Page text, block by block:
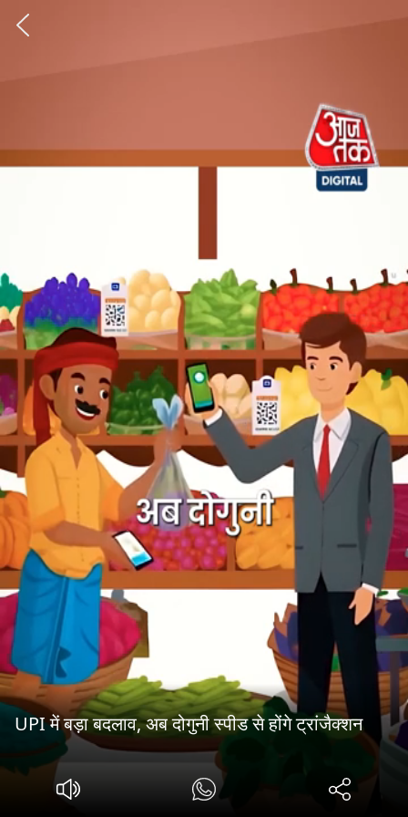
UPI में बड़ा बदलाव, अब दोगुनी स्पीड से होंगे ट्रांजैक्शन